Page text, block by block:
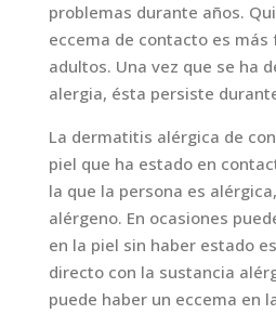
problemas durante años.
eccema de contacto es más
adultos. Una vez que se ha
alergia, ésta persiste
La dermatitis alérgica de
piel que ha estado en
la que la persona es
alérgeno. En ocasiones
en la piel sin haber estado
directo con la sustancia
puede haber un eccema en